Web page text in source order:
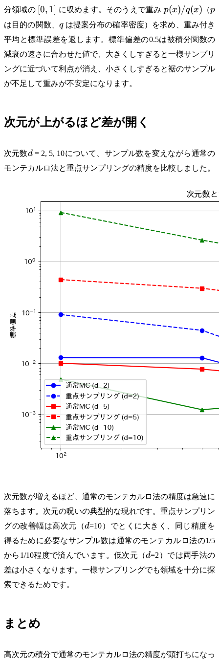
分領域の [0,1]
[0, 1] に収めます。そのうえで重み p(x)/q(x)
p(x)/q(x) （p
p
は目的の関数、 q
qは提案分布の確率密度）を求め、重み付き
平均と標準誤差を返します。標準偏差の0.5は被積分関数の
減衰の速さに合わせた値で、大きくしすぎると一様サンプリ
ングに近づいて利点が消え、小さくしすぎると裾のサンプル
が不足して重みが不安定になります。
次元が上がるほど差が開く
次元数d
d= 2, 5, 10について、サンプル数を変えながら通常の
モンテカルロ法と重点サンプリングの精度を比較しました。
次元数が増えるほど、通常のモンテカルロ法の精度は急速に
落ちます。次元の呪いの典型的な現れです。重点サンプリン
グの改善幅は高次元（d
d=10）でとくに大きく、同じ精度を
得るために必要なサンプル数は通常のモンテカルロ法の1/5
から1/10程度で済んでいます。低次元（d
d=2）では両手法の
差は小さくなります。一様サンプリングでも領域を十分に探
索できるためです。
まとめ
高次元の積分で通常のモンテカルロ法の精度が頭打ちになっ